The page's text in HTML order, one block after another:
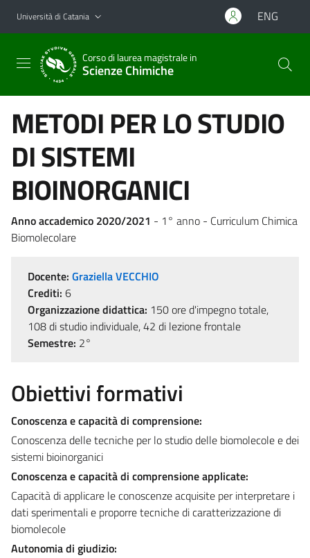
Vai al contenuto principale
Vai al menu di navigazione
Università di Catania ENG
Corso di laurea magistrale in
Scienze Chimiche
METODI PER LO STUDIO
DI SISTEMI
BIOINORGANICI
Anno accademico 2020/2021 - 1° anno - Curriculum Chimica
Biomolecolare
Docente: Graziella VECCHIO
Crediti: 6
Organizzazione didattica: 150 ore d'impegno totale,
108 di studio individuale, 42 di lezione frontale
Semestre: 2°
Obiettivi formativi
Conoscenza e capacità di comprensione:
Conoscenza delle tecniche per lo studio delle biomolecole e dei
sistemi bioinorganici
Conoscenza e capacità di comprensione applicate:
Capacità di applicare le conoscenze acquisite per interpretare i
dati sperimentali e proporre tecniche di caratterizzazione di
biomolecole
Autonomia di giudizio: